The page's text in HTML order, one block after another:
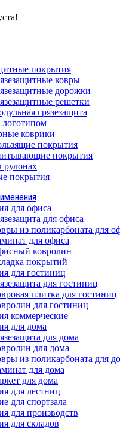
покрытия
ковры
дорожки
решетки
грязезащита
коврики
покрытия
покрытия
рулонах
покрытия
для офиса
для офиса
из поликарбоната для
для офиса
ковролин
покрытий
для гостиниц
для гостиниц
плитка для гостиниц
для гостиниц
коммерческие
для дома
для дома
для дома
из поликарбоната для
для дома
для дома
для лестниц
для спортзала
для производств
для складов